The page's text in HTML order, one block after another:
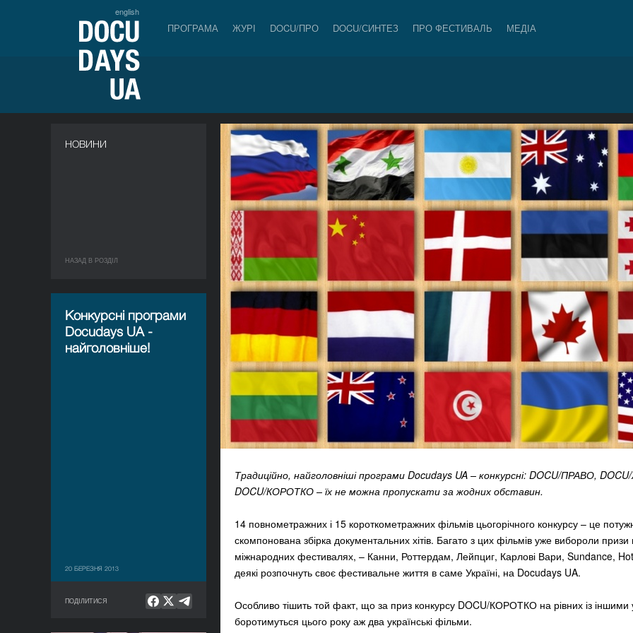
english
ПРОГРАМА ЖУРІ DOCU/ПРО DOCU/СИНТЕЗ ПРО ФЕСТИВАЛЬ МЕДІА
НОВИНИ
НАЗАД В РОЗДIЛ
Конкурсні програми
Docudays UA -
найголовніше!
20 БЕРЕЗНЯ 2013
ПОДІЛИТИСЯ
Традиційно, найголовніші програми Docudays UA – конкурсні: DOCU/ПРАВО,
DOCU/КОРОТКО – їх не можна пропускати за жодних обставин.
14 повнометражних і 15 короткометражних фільмів цьогорічного конкурсу – це
скомпонована збірка документальних хітів. Багато з цих фільмів уже вибороли
міжнародних фестивалях, – Канни, Роттердам, Лейпциг, Карлові Вари, Sundance,
деякі розпочнуть своє фестивальне життя в саме Україні, на Docudays UA.
Особливо тішить той факт, що за приз конкурсу DOCU/КОРОТКО на рівних із іншими
боротимуться цього року аж два українські фільми.